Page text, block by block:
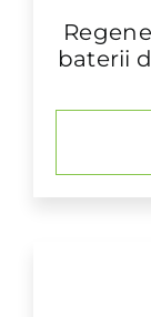
baterii